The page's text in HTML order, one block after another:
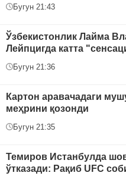
Бугун 21:43
Ўзбекистонлик Лайма
Лейпцигда катта
Бугун 21:36
Картон аравачадаги
меҳрини қозонди
Бугун 21:35
Темиров Истанбулда
ўтказади: Рақиб UFC